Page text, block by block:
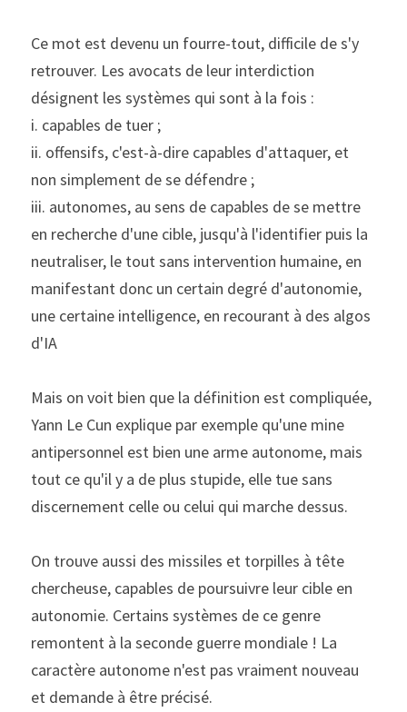
Ce mot est devenu un fourre-tout, difficile de s'y
retrouver. Les avocats de leur interdiction
désignent les systèmes qui sont à la fois :
i. capables de tuer ;
ii. offensifs, c'est-à-dire capables d'attaquer, et
non simplement de se défendre ;
iii. autonomes, au sens de capables de se mettre
en recherche d'une cible, jusqu'à l'identifier puis la
neutraliser, le tout sans intervention humaine, en
manifestant donc un certain degré d'autonomie,
une certaine intelligence, en recourant à des algos
d'IA
Mais on voit bien que la définition est compliquée,
Yann Le Cun explique par exemple qu'une mine
antipersonnel est bien une arme autonome, mais
tout ce qu'il y a de plus stupide, elle tue sans
discernement celle ou celui qui marche dessus.
On trouve aussi des missiles et torpilles à tête
chercheuse, capables de poursuivre leur cible en
autonomie. Certains systèmes de ce genre
remontent à la seconde guerre mondiale ! La
caractère autonome n'est pas vraiment nouveau
et demande à être précisé.